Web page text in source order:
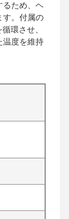
るため、ヘ
す。付属の
環させ、
温度を維持